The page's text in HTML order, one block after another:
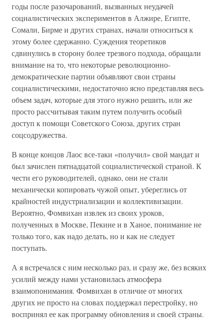
годы после разочарований, вызванных неудачей
социалистических экспериментов в Алжире, Египте,
Сомали, Бирме и других странах, начали относиться к
этому более сдержанно. Суждения теоретиков
сдвинулись в сторону более трезвого подхода, обращали
внимание на то, что некоторые революционно-
демократические партии объявляют свои страны
социалистическими, недостаточно ясно представляя весь
объем задач, которые для этого нужно решить, или же
просто рассчитывая таким путем получить особый
доступ к помощи Советского Союза, других стран
соцсодружества.
В конце концов Лаос все-таки «получил» свой мандат и
был зачислен пятнадцатой социалистической страной. К
чести его руководителей, однако, они не стали
механически копировать чужой опыт, убереглись от
крайностей индустриализации и коллективизации.
Вероятно, Фомвихан извлек из своих уроков,
полученных в Москве, Пекине и в Ханое, понимание не
только того, как надо делать, но и как не следует
поступать.
А я встречался с ним несколько раз, и сразу же, без всяких
усилий между нами установилась атмосфера
взаимопонимания. Фомвихан в отличие от многих
других не просто на словах поддержал перестройку, но
воспринял ее как программу обновления и своей страны.